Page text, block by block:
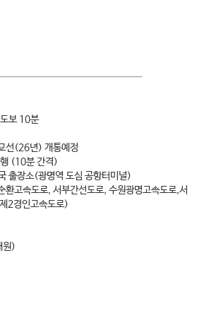
보 10분
선(26년) 개통예정
(10분 간격)
출장소(광명역 도심 공항터미널)
고속도로, 서부간선도로, 수원광명고속도로,서
2경인고속도로)
원)